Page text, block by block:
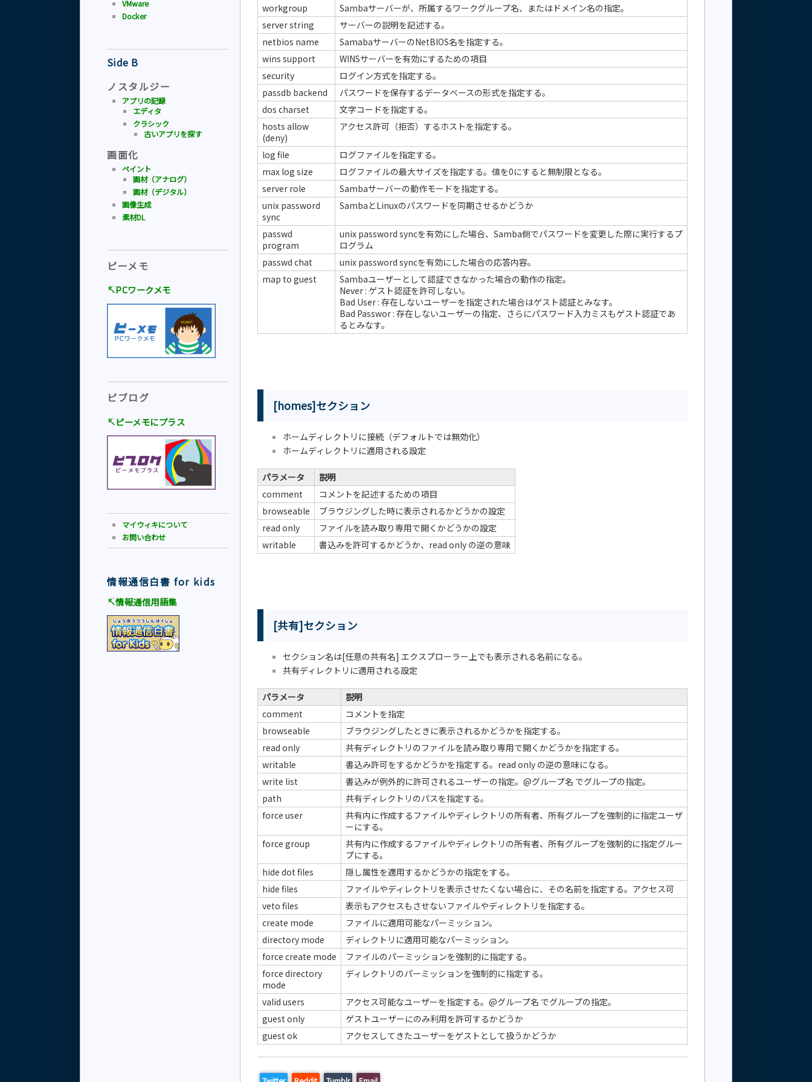
VMware
Docker
Side B
ノスタルジー
アプリの記録
エディタ
クラシック
古いアプリを探す
画面化
ペイント
画材（アナログ）
画材（デジタル）
画像生成
素材DL
ピーメモ
↸PCワークメモ
ピブログ
↸ピーメモにプラス
マイウィキについて
お問い合わせ
情報通信白書 for kids
↸情報通信用語集
workgroup
Sambaサーバーが、所属するワークグループ名、またはドメイン名の指定。
server string
サーバーの説明を記述する。
netbios name
SamabaサーバーのNetBIOS名を指定する。
wins support
WINSサーバーを有効にするための項目
security
ログイン方式を指定する。
passdb backend
パスワードを保存するデータベースの形式を指定する。
dos charset
文字コードを指定する。
hosts allow
(deny)
アクセス許可（拒否）するホストを指定する。
log file
ログファイルを指定する。
max log size
ログファイルの最大サイズを指定する。値を0にすると無制限となる。
server role
Sambaサーバーの動作モードを指定する。
unix password
sync
SambaとLinuxのパスワードを同期させるかどうか
passwd
program
unix password syncを有効にした場合、Samba側でパスワードを変更した際に実行するプ
ログラム
passwd chat
unix password syncを有効にした場合の応答内容。
map to guest
Sambaユーザーとして認証できなかった場合の動作の指定。
Never : ゲスト認証を許可しない。
Bad User : 存在しないユーザーを指定された場合はゲスト認証とみなす。
Bad Passwor : 存在しないユーザーの指定、さらにパスワード入力ミスもゲスト認証であ
るとみなす。
[homes]セクション
ホームディレクトリに接続（デフォルトでは無効化）
ホームディレクトリに適用される設定
パラメータ
説明
comment
コメントを記述するための項目
browseable
ブラウジングした時に表示されるかどうかの設定
read only
ファイルを読み取り専用で開くかどうかの設定
writable
書込みを許可するかどうか、read only の逆の意味
[共有]セクション
セクション名は[任意の共有名] エクスプローラー上でも表示される名前になる。
共有ディレクトリに適用される設定
パラメータ
説明
comment
コメントを指定
browseable
ブラウジングしたときに表示されるかどうかを指定する。
read only
共有ディレクトリのファイルを読み取り専用で開くかどうかを指定する。
writable
書込み許可をするかどうかを指定する。read only の逆の意味になる。
write list
書込みが例外的に許可されるユーザーの指定。@グループ名 でグループの指定。
path
共有ディレクトリのパスを指定する。
force user
共有内に作成するファイルやディレクトリの所有者、所有グループを強制的に指定ユーザ
ーにする。
force group
共有内に作成するファイルやディレクトリの所有者、所有グループを強制的に指定グルー
プにする。
hide dot files
隠し属性を適用するかどうかの指定をする。
hide files
ファイルやディレクトリを表示させたくない場合に、その名前を指定する。アクセス可
veto files
表示もアクセスもさせないファイルやディレクトリを指定する。
create mode
ファイルに適用可能なパーミッション。
directory mode
ディレクトリに適用可能なパーミッション。
force create mode
ファイルのパーミッションを強制的に指定する。
force directory
mode
ディレクトリのパーミッションを強制的に指定する。
valid users
アクセス可能なユーザーを指定する。@グループ名 でグループの指定。
guest only
ゲストユーザーにのみ利用を許可するかどうか
guest ok
アクセスしてきたユーザーをゲストとして扱うかどうか